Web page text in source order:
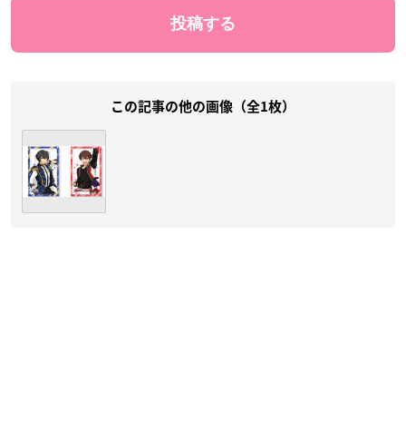
この記事の他の画像（全1枚）